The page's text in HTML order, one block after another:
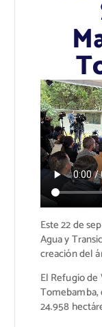
Este 22 de
Agua y
creación del
El Refugio de
Tomebamba,
24.958